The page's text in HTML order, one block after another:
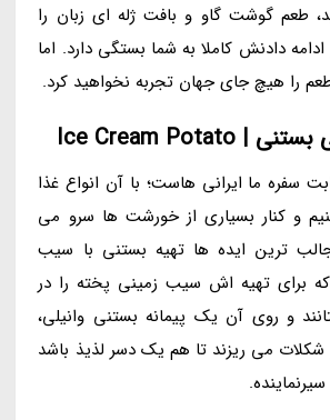
طعم گوشت گاو و بافت ژله ای زبان را
دادنش کاملا به شما بستگی دارد. اما
را هیچ جای جهان تجربه نخواهید کرد.
سفره ما ایرانی هاست؛ با آن انواع غذا
و کنار بسیاری از خورشت ها سرو می
ترین ایده ها تهیه بستنی با سیب
برای تهیه اش سیب زمینی پخته را در
و روی آن یک پیمانه بستنی وانیلی،
می ریزند تا هم یک دسر لذیذ باشد